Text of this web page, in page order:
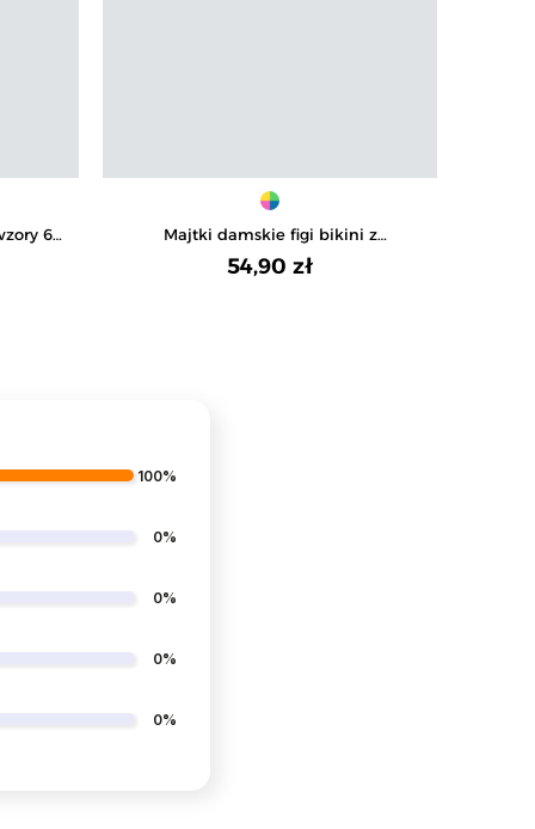
6-
Majtki damskie figi bikini z
elastycznym koronkowym pasem 4-
pak
54,90 zł
100%
0%
0%
0%
0%